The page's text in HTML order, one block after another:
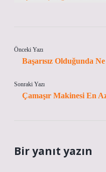
Önceki Yazı
Başarısız Olduğunda
Sonraki Yazı
Çamaşır Makinesi En
Bir yanıt yazın